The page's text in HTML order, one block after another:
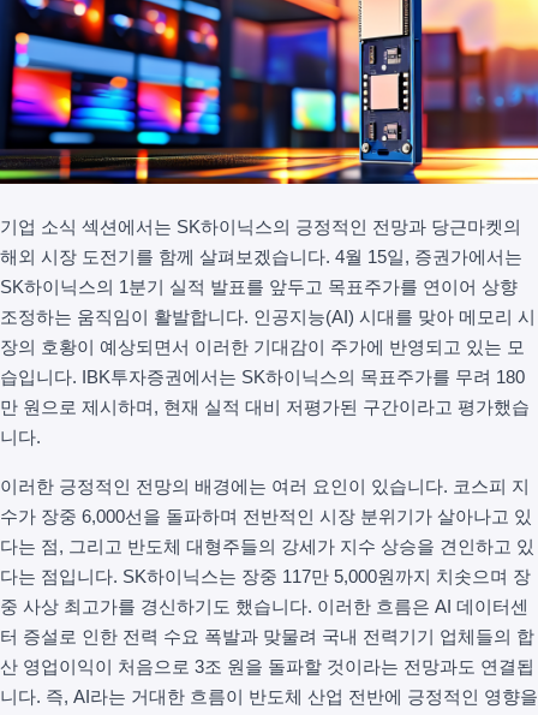
기업 소식 섹션에서는 SK하이닉스의 긍정적인 전망과 당근마켓의
해외 시장 도전기를 함께 살펴보겠습니다. 4월 15일, 증권가에서는
SK하이닉스의 1분기 실적 발표를 앞두고 목표주가를 연이어 상향
조정하는 움직임이 활발합니다. 인공지능(AI) 시대를 맞아 메모리 시
장의 호황이 예상되면서 이러한 기대감이 주가에 반영되고 있는 모
습입니다. IBK투자증권에서는 SK하이닉스의 목표주가를 무려 180
만 원으로 제시하며, 현재 실적 대비 저평가된 구간이라고 평가했습
니다.
이러한 긍정적인 전망의 배경에는 여러 요인이 있습니다. 코스피 지
수가 장중 6,000선을 돌파하며 전반적인 시장 분위기가 살아나고 있
다는 점, 그리고 반도체 대형주들의 강세가 지수 상승을 견인하고 있
다는 점입니다. SK하이닉스는 장중 117만 5,000원까지 치솟으며 장
중 사상 최고가를 경신하기도 했습니다. 이러한 흐름은 AI 데이터센
터 증설로 인한 전력 수요 폭발과 맞물려 국내 전력기기 업체들의 합
산 영업이익이 처음으로 3조 원을 돌파할 것이라는 전망과도 연결됩
니다. 즉, AI라는 거대한 흐름이 반도체 산업 전반에 긍정적인 영향을